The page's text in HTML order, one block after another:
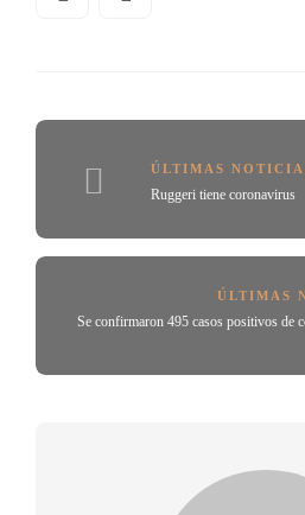
ÚLTIMAS
Ruggeri tiene coronavirus
ÚLTIMAS
Se confirmaron 495 casos positivos de